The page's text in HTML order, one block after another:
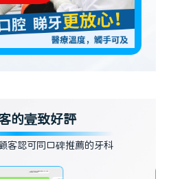
的壹致好評
客認可同口碑推薦的牙科